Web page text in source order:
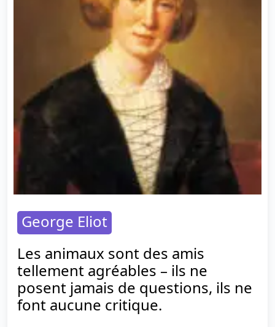
George Eliot
Les animaux sont des amis
tellement agréables – ils ne
posent jamais de questions, ils ne
font aucune critique.